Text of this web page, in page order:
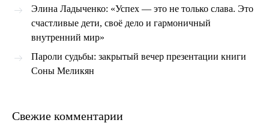
Элина Ладыченко: «Успех — это не только слава. Это
счастливые дети, своё дело и гармоничный
внутренний мир»
Пароли судьбы: закрытый вечер презентации книги
Соны Меликян
Свежие комментарии